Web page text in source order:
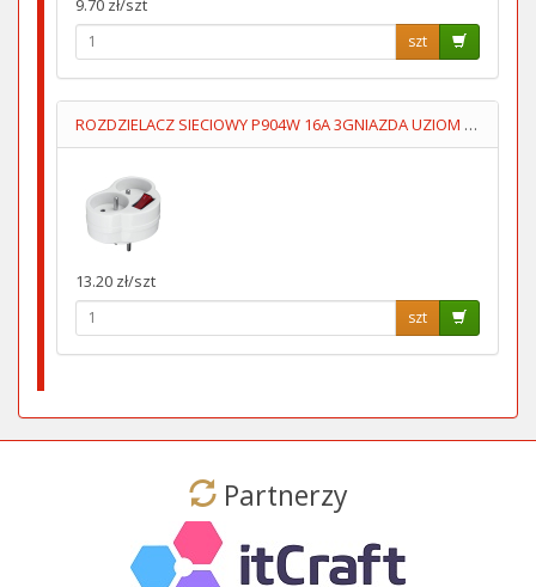
9.70 zł/szt
szt
ROZDZIELACZ SIECIOWY P904W 16A 3GNIAZDA UZIOM WYŁĄCZNIK
13.20 zł/szt
szt
Partnerzy